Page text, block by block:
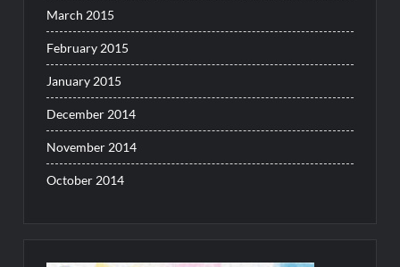
March 2015
February 2015
January 2015
December 2014
November 2014
October 2014